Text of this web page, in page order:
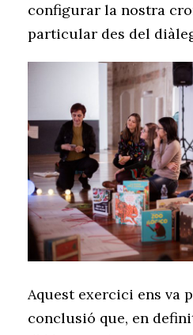
configurar la nostra
particular des del
Aquest exercici ens va
conclusió que, en